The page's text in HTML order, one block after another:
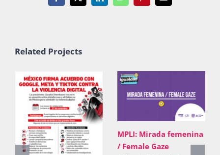
Related Projects
MPLI: Mirada femenina
/ Female Gaze